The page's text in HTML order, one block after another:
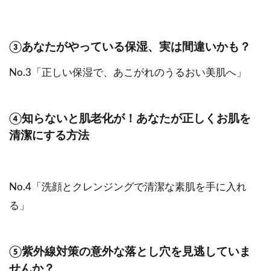
③あなたがやっている保湿、実は間違いかも？
No.3「正しい保湿で、あこがれのうるおい美肌へ」
④知らないと肌老化が！あなたが正しくお肌を
清潔にする方法
No.4「洗顔とクレンジングで清潔な素肌を手に入れ
る」
⑤紫外線対策の意外な落とし穴を見逃していま